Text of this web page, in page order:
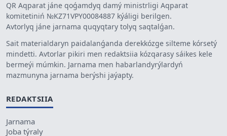
QR Aqparat jáne qoǵamdyq damý ministrligi Aqparat
komitetiniń №KZ71VPY00084887 kýáligi berilgen.
Avtorlyq jáne jarnama quqyqtary tolyq saqtalǵan.
Sait materialdaryn paidalanǵanda derekkózge silteme kórsetý
mindetti. Avtorlar pikiri men redaktsiia kózqarasy sáikes kele
bermeýi múmkin. Jarnama men habarlandyrýlardyń
mazmunyna jarnama berýshi jaýapty.
REDAKTSIIA
Jarnama
Joba týraly